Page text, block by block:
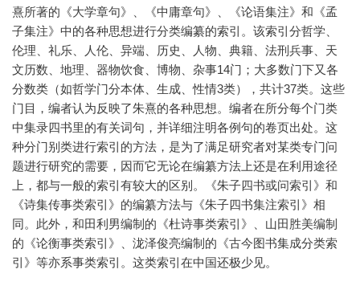
熹所著的《大学章句》、《中庸章句》、《论语集注》和《孟
子集注》中的各种思想进行分类编纂的索引。该索引分哲学、
伦理、礼乐、人伦、异端、历史、人物、典籍、法刑兵事、天
文历数、地理、器物饮食、博物、杂事14门；大多数门下又各
分数类（如哲学门分本体、生成、性情3类），共计37类。这些
门目，编者认为反映了朱熹的各种思想。编者在所分每个门类
中集录四书里的有关词句，并详细注明各例句的卷页出处。这
种分门别类进行索引的方法，是为了满足研究者对某类专门问
题进行研究的需要，因而它无论在编纂方法上还是在利用途径
上，都与一般的索引有较大的区别。《朱子四书或问索引》和
《诗集传事类索引》的编纂方法与《朱子四书集注索引》相
同。此外，和田利男编制的《杜诗事类索引》、山田胜美编制
的《论衡事类索引》、泷泽俊亮编制的《古今图书集成分类索
引》等亦系事类索引。这类索引在中国还极少见。